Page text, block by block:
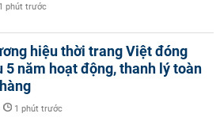
1 phút trước
hiệu thời trang Việt đóng
5 năm hoạt động, thanh lý toàn
1 phút trước